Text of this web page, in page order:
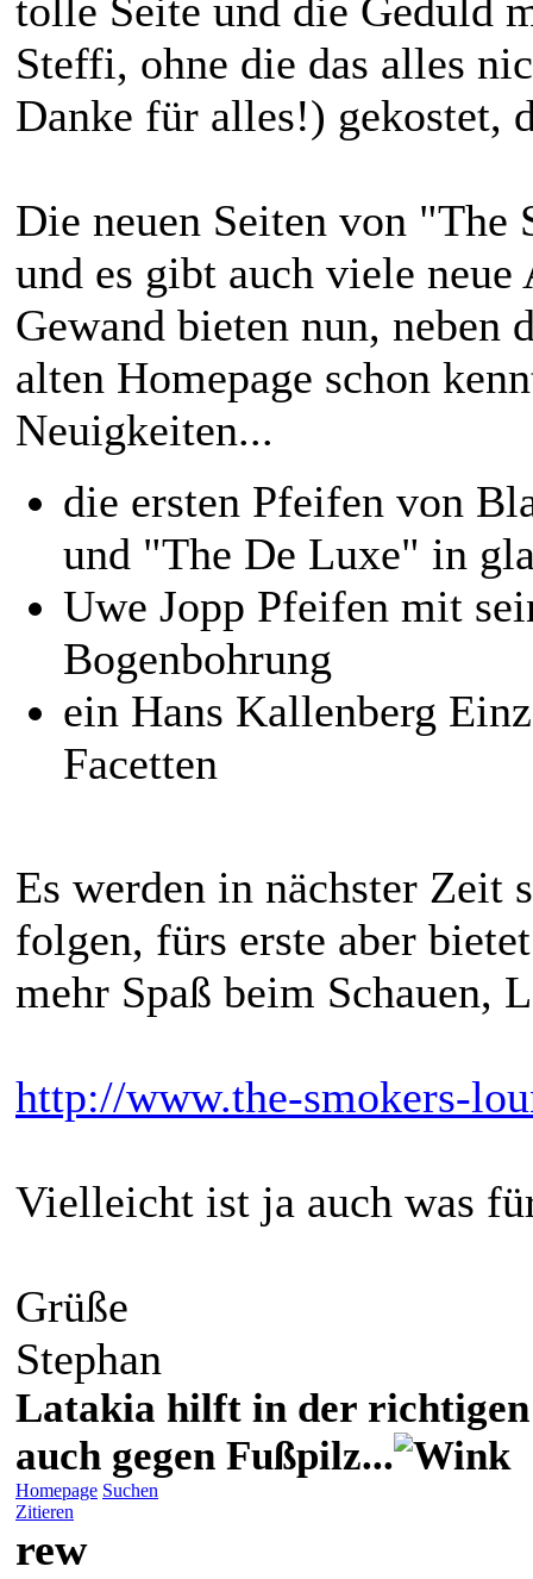
tolle Seite und die Geduld
Steffi, ohne die das alles
Danke für alles!) gekostet,
Die neuen Seiten von "The
und es gibt auch viele
Gewand bieten nun, neben
alten Homepage schon
Neuigkeiten...
die ersten Pfeifen von
und "The De Luxe" in
Uwe Jopp Pfeifen mit
Bogenbohrung
ein Hans Kallenberg
Facetten
Es werden in nächster Zeit
folgen, fürs erste aber
mehr Spaß beim Schauen,
http://www.the-smokers-
Vielleicht ist ja auch was
Grüße
Stephan
Latakia hilft in der richtigen
auch gegen Fußpilz...
Homepage Suchen
Zitieren
rew